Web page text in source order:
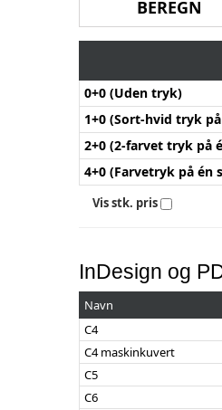
0+0 (Uden tryk)
1+0 (Sort-hvid tryk
2+0 (2-farvet tryk på
4+0 (Farvetryk på én
Vis stk. pris
InDesign og
Navn
C4
C4 maskinkuvert
C5
C6